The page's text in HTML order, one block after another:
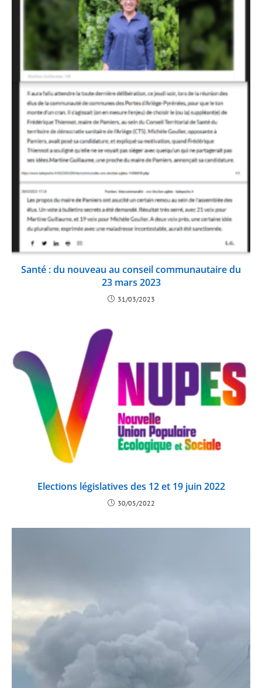
Santé : du nouveau au conseil communautaire du
23 mars 2023
31/03/2023
Elections législatives des 12 et 19 juin 2022
30/05/2022